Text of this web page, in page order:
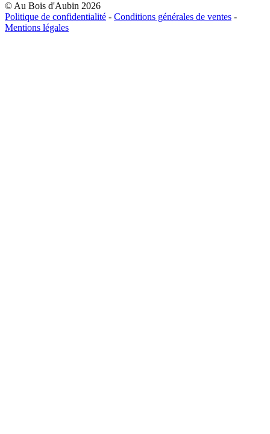
© Au Bois d'Aubin 2026
Politique de confidentialité - Conditions générales de ventes -
Mentions légales